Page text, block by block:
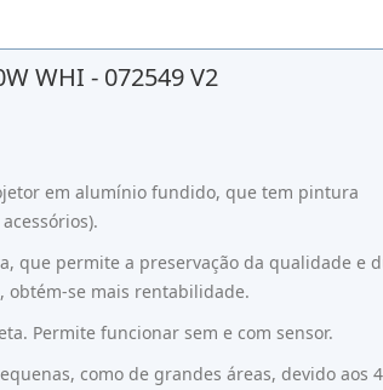
WHI - 072549 V2
em alumínio fundido, que tem pintura
que permite a preservação da qualidade e
obtém-se mais rentabilidade.
Permite funcionar sem e com sensor.
como de grandes áreas, devido aos